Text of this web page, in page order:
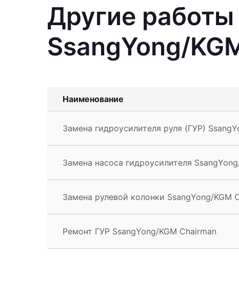
Другие
SsangYong/
Наименование
Замена гидроусилителя руля (ГУР)
Замена насоса гидроусилителя
Замена рулевой колонки SsangYong/KGM
Ремонт ГУР SsangYong/KGM Chairman